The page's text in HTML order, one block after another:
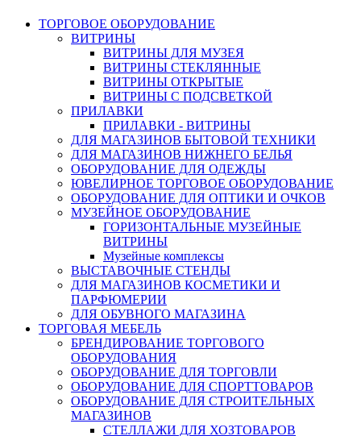
ТОРГОВОЕ ОБОРУДОВАНИЕ
ВИТРИНЫ
ВИТРИНЫ ДЛЯ МУЗЕЯ
ВИТРИНЫ СТЕКЛЯННЫЕ
ВИТРИНЫ ОТКРЫТЫЕ
ВИТРИНЫ С ПОДСВЕТКОЙ
ПРИЛАВКИ
ПРИЛАВКИ - ВИТРИНЫ
ДЛЯ МАГАЗИНОВ БЫТОВОЙ ТЕХНИКИ
ДЛЯ МАГАЗИНОВ НИЖНЕГО БЕЛЬЯ
ОБОРУДОВАНИЕ ДЛЯ ОДЕЖДЫ
ЮВЕЛИРНОЕ ТОРГОВОЕ ОБОРУДОВАНИЕ
ОБОРУДОВАНИЕ ДЛЯ ОПТИКИ И ОЧКОВ
МУЗЕЙНОЕ ОБОРУДОВАНИЕ
ГОРИЗОНТАЛЬНЫЕ МУЗЕЙНЫЕ
ВИТРИНЫ
Музейные комплексы
ВЫСТАВОЧНЫЕ СТЕНДЫ
ДЛЯ МАГАЗИНОВ КОСМЕТИКИ И
ПАРФЮМЕРИИ
ДЛЯ ОБУВНОГО МАГАЗИНА
ТОРГОВАЯ МЕБЕЛЬ
БРЕНДИРОВАНИЕ ТОРГОВОГО
ОБОРУДОВАНИЯ
ОБОРУДОВАНИЕ ДЛЯ ТОРГОВЛИ
ОБОРУДОВАНИЕ ДЛЯ СПОРТТОВАРОВ
ОБОРУДОВАНИЕ ДЛЯ СТРОИТЕЛЬНЫХ
МАГАЗИНОВ
СТЕЛЛАЖИ ДЛЯ ХОЗТОВАРОВ